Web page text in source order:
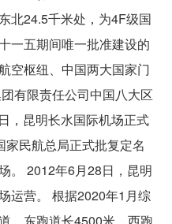
北24.5千米处，为4F级国
一五期间唯一批准建设的
空枢纽、中国两大国家门
有限责任公司中国八大区
，昆明长水国际机场正式
民航总局正式批复定名
。 2012年6月28日，昆明
运营。 根据2020年1月综